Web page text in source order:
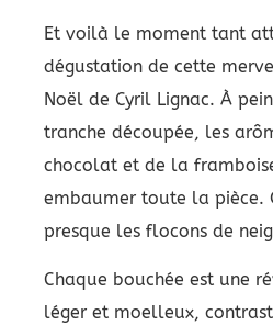
Et voilà le moment tant
dégustation de cette
Noël de Cyril Lignac. À
tranche découpée, les
chocolat et de la
embaumer toute la pièce.
presque les flocons de
Chaque bouchée est une
léger et moelleux,